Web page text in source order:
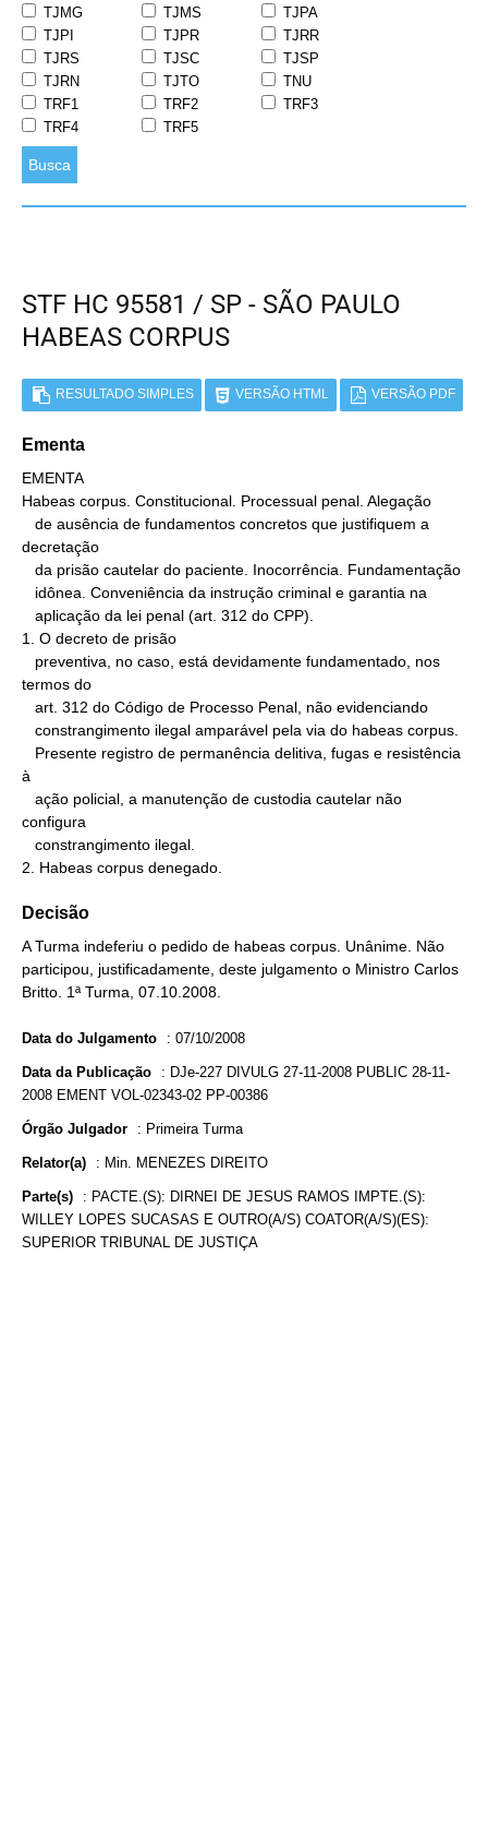
TJMG
TJMS
TJPA
TJPI
TJPR
TJRR
TJRS
TJSC
TJSP
TJRN
TJTO
TNU
TRF1
TRF2
TRF3
TRF4
TRF5
Busca
STF HC 95581 / SP - SÃO PAULO
HABEAS CORPUS
RESULTADO SIMPLES VERSÃO HTML VERSÃO PDF
Ementa
EMENTA
Habeas corpus. Constitucional. Processual penal. Alegação
decretação
1. O decreto de prisão
termos do
à
configura
2. Habeas corpus denegado.
Decisão
A Turma indeferiu o pedido de habeas corpus. Unânime. Não
participou, justificadamente, deste julgamento o Ministro Carlos
Britto. 1ª Turma, 07.10.2008.
Data do Julgamento : 07/10/2008
Data da Publicação : DJe-227 DIVULG 27-11-2008 PUBLIC 28-11-
2008 EMENT VOL-02343-02 PP-00386
Órgão Julgador : Primeira Turma
Relator(a) : Min. MENEZES DIREITO
Parte(s) : PACTE.(S): DIRNEI DE JESUS RAMOS IMPTE.(S):
WILLEY LOPES SUCASAS E OUTRO(A/S) COATOR(A/S)(ES):
SUPERIOR TRIBUNAL DE JUSTIÇA